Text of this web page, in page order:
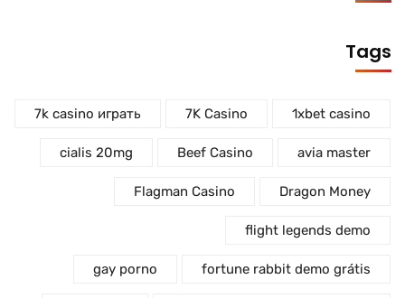
Tags
1xbet casino
7K Casino
7k casino играть
avia master
Beef Casino
cialis 20mg
Dragon Money
Flagman Casino
flight legends demo
fortune rabbit demo grátis
gay porno